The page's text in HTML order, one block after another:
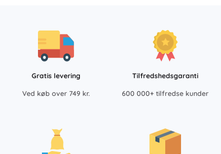
Gratis levering
Ved køb over 749 kr.
Tilfredshedsgaranti
600 000+ tilfredse kunder